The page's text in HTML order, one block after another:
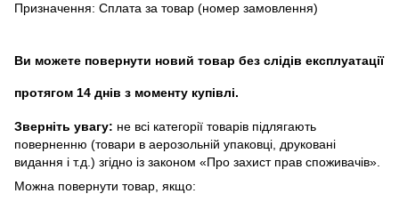
Призначення: Сплата за товар (номер замовлення)
Ви можете повернути новий товар без слідів експлуатації
протягом 14 днів з моменту купівлі.
Зверніть увагу: не всі категорії товарів підлягають
поверненню (товари в аерозольній упаковці, друковані
видання і т.д.) згідно із законом «Про захист прав споживачів».
Можна повернути товар, якщо: